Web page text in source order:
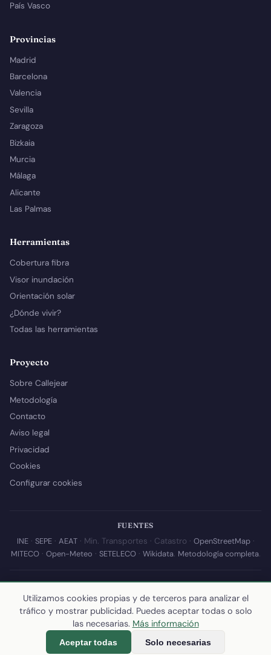
País Vasco
Provincias
Madrid
Barcelona
Valencia
Sevilla
Zaragoza
Bizkaia
Murcia
Málaga
Alicante
Las Palmas
Herramientas
Cobertura fibra
Visor inundación
Orientación solar
¿Dónde vivir?
Todas las herramientas
Proyecto
Sobre Callejear
Metodología
Contacto
Aviso legal
Privacidad
Cookies
Configurar cookies
FUENTES
INE· SEPE· AEAT· Min. Transportes · Catastro · OpenStreetMap·
MITECO· Open-Meteo · SETELECO· Wikidata. Metodología completa.
© 2026 Callejear.com — Directorio municipal de España con datos
abiertos. Desarrollado y mantenido porYoel Castaño.
Última actualización de esta página:10 de julio de 2026
calculamos los datos
Utilizamos cookies propias y de terceros para analizar el
tráfico y mostrar publicidad. Puedes aceptar todas o solo
las necesarias. Más información
Aceptar todas Solo necesarias